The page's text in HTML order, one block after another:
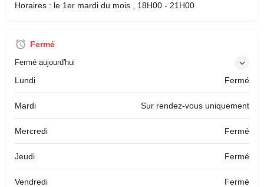
Horaires : le 1er mardi du mois , 18H00 - 21H00
Fermé
Fermé aujourd'hui
Lundi Fermé
Mardi Sur rendez-vous uniquement
Mercredi Fermé
Jeudi Fermé
Vendredi Fermé